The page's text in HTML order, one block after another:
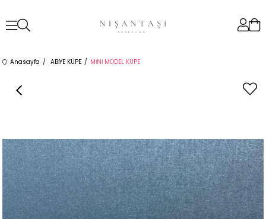
Anasayfa ABİYE KÜPE MİNİ MODEL KÜPE